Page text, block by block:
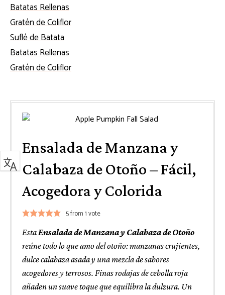
Batatas Rellenas
Gratén de Coliflor
Suflé de Batata
Batatas Rellenas
Gratén de Coliflor
Ensalada de Manzana y
Calabaza de Otoño – Fácil,
Acogedora y Colorida
5from 1 vote
EstaEnsalada de Manzana y Calabaza de Otoño
reúne todo lo que amo del otoño: manzanas crujientes,
dulce calabaza asada y una mezcla de sabores
acogedores y terrosos. Finas rodajas de cebolla roja
añaden un suave toque que equilibra la dulzura. Un